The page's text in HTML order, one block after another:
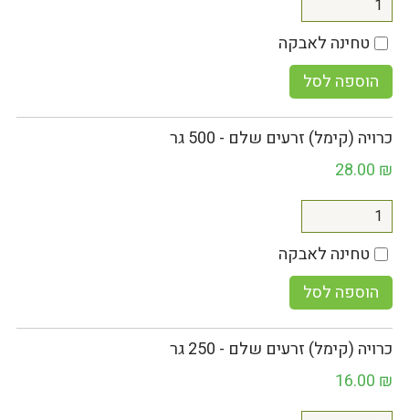
טחינה לאבקה
הוספה לסל
כרויה (קימל) זרעים שלם - 500 גר
28.00 ₪
טחינה לאבקה
הוספה לסל
כרויה (קימל) זרעים שלם - 250 גר
16.00 ₪